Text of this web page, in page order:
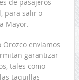
de pasajeros
para salir o
Mayor.
enviamos
garantizar
tales como
taquillas